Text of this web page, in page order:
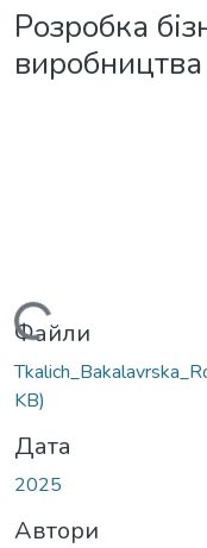
Розробка
Вантажиться...
Файли
KB)
Дата
2025
Автори